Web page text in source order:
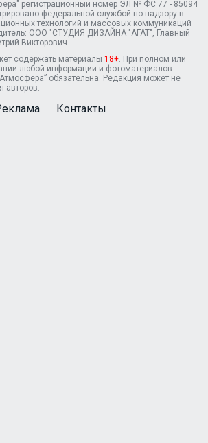
регистрационный номер ЭЛ № ФС 77 - 85094
федеральной службой по надзору в
технологий и массовых коммуникаций
ООО "СТУДИЯ ДИЗАЙНА "АГАТ", Главный
Викторович
содержать материалы 18+ . При полном или
любой информации и фотоматериалов
обязательна. Редакция может не
авторов.
Контакты